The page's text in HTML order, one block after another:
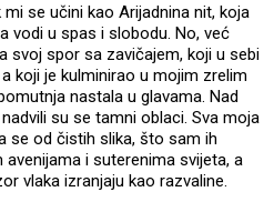
se učini kao Arijadnina nit, koja
vodi u spas i slobodu. No, već
svoj spor sa zavičajem, koji u sebi
koji je kulminirao u mojim zrelim
nastala u glavama. Nad
su se tamni oblaci. Sva moja
se od čistih slika, što sam ih
i suterenima svijeta, a
vlaka izranjaju kao razvaline.